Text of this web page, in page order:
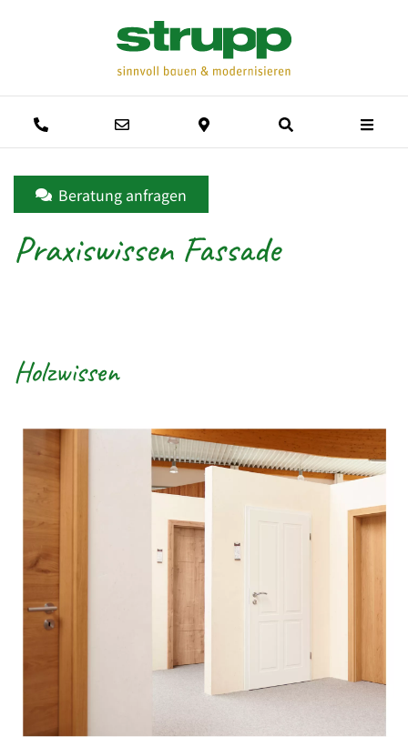
Anrufen E-Mail schreibenAnfahrtsweg
Praxiswissen Fassade
Beratung anfragen
Holzwissen